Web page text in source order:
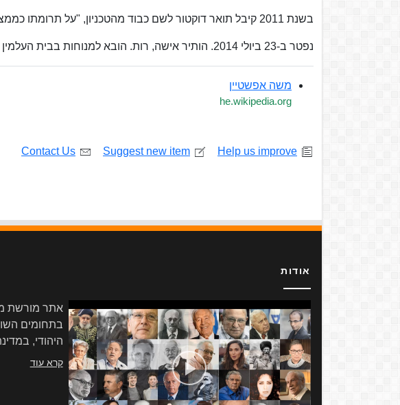
בשנת 2011 קיבל תואר דוקטור לשם כבוד מהטכניון, "על תרומתו כממציא וכאיש אשכולות למדינת ישראל ולביטחונה".
נפטר ב-23 ביולי 2014. הותיר אישה, רות. הובא למנוחות בבית העלמין גן עדן שבקיבוץ עין כרמל.
משה אפשטיין
he.wikipedia.org
Help us improve
Suggest new item
Contact Us
אודות
אתר מורשת
בתחומים
היהודי,
קרא עוד